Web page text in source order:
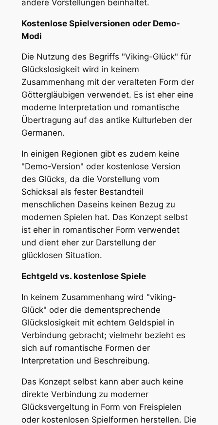
andere Vorstellungen beinhaltet.
Kostenlose Spielversionen oder Demo-
Modi
Die Nutzung des Begriffs "Viking-Glück" für
Glückslosigkeit wird in keinem
Zusammenhang mit der veralteten Form der
Göttergläubigen verwendet. Es ist eher eine
moderne Interpretation und romantische
Übertragung auf das antike Kulturleben der
Germanen.
In einigen Regionen gibt es zudem keine
"Demo-Version" oder kostenlose Version
des Glücks, da die Vorstellung vom
Schicksal als fester Bestandteil
menschlichen Daseins keinen Bezug zu
modernen Spielen hat. Das Konzept selbst
ist eher in romantischer Form verwendet
und dient eher zur Darstellung der
glücklosen Situation.
Echtgeld vs. kostenlose Spiele
In keinem Zusammenhang wird "viking-
Glück" oder die dementsprechende
Glückslosigkeit mit echtem Geldspiel in
Verbindung gebracht; vielmehr bezieht es
sich auf romantische Formen der
Interpretation und Beschreibung.
Das Konzept selbst kann aber auch keine
direkte Verbindung zu moderner
Glücksvergeltung in Form von Freispielen
oder kostenlosen Spielformen herstellen. Die